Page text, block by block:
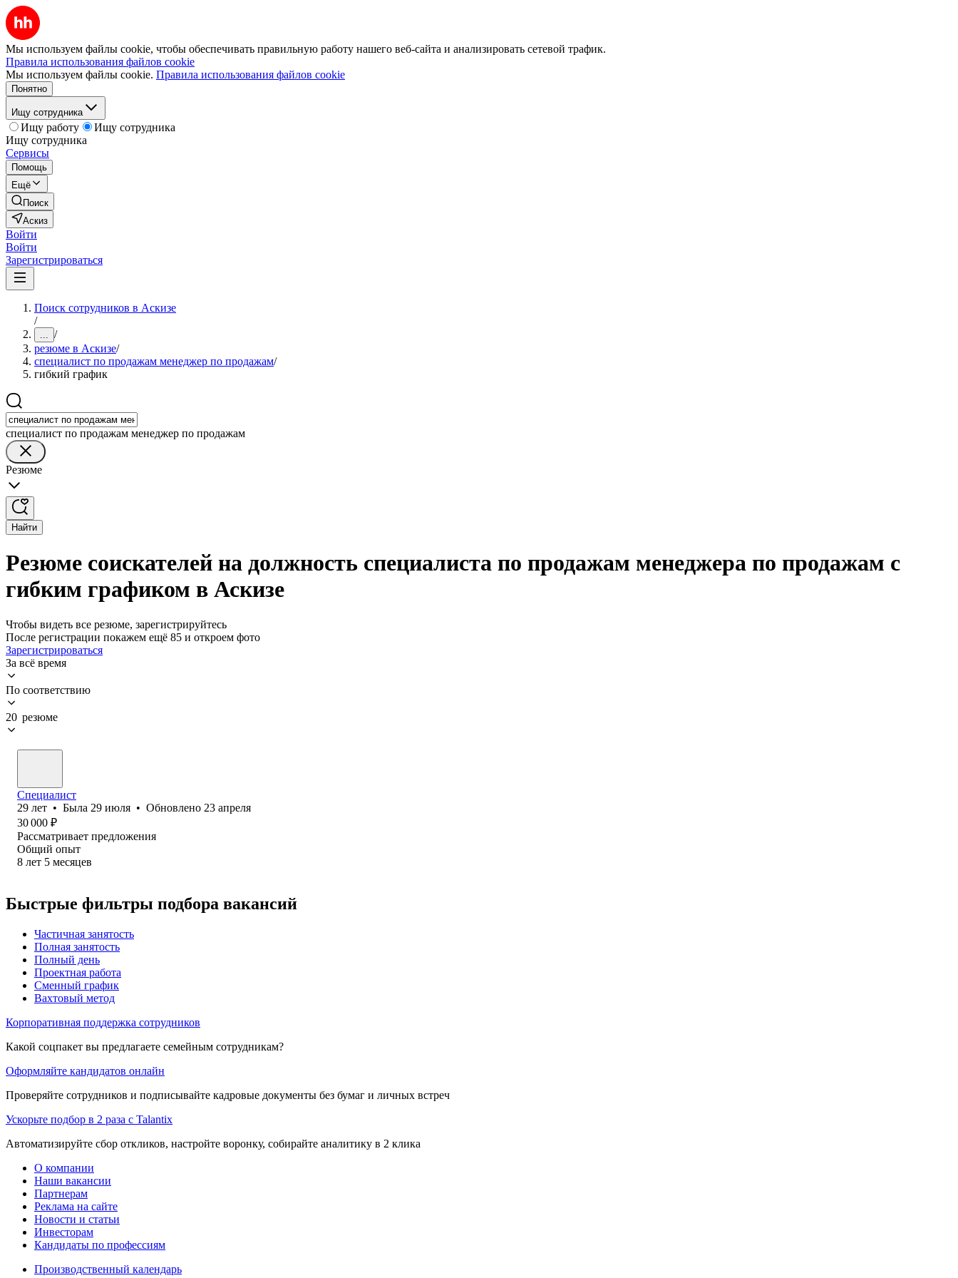
Мы используем файлы cookie, чтобы обеспечивать правильную работу нашего веб-сайта и анализировать сетевой трафик.
Правила использования файлов cookie
Мы используем файлы cookie. Правила использования файлов cookie
Понятно
Ищу сотрудника
Ищу работу
Ищу сотрудника
Ищу сотрудника
Сервисы
Помощь
Ещё
Поиск
Аскиз
Войти
Войти
Зарегистрироваться
Поиск сотрудников в Аскизе
/
... /
резюме в Аскизе/
специалист по продажам менеджер по продажам/
гибкий график
специалист по продажам менеджер по продажам
Резюме
Найти
Резюме соискателей на должность специалиста по продажам менеджера по продажам с
гибким графиком в Аскизе
Чтобы видеть все резюме, зарегистрируйтесь
После регистрации покажем ещё 85 и откроем фото
Зарегистрироваться
За всё время
По соответствию
20 резюме
Специалист
29 лет • Была 29 июля • Обновлено 23 апреля
30 000 ₽
Рассматривает предложения
Общий опыт
8 лет 5 месяцев
Быстрые фильтры подбора вакансий
Частичная занятость
Полная занятость
Полный день
Проектная работа
Сменный график
Вахтовый метод
Корпоративная поддержка сотрудников
Какой соцпакет вы предлагаете семейным сотрудникам?
Оформляйте кандидатов онлайн
Проверяйте сотрудников и подписывайте кадровые документы без бумаг и личных встреч
Ускорьте подбор в 2 раза с Talantix
Автоматизируйте сбор откликов, настройте воронку, собирайте аналитику в 2 клика
О компании
Наши вакансии
Партнерам
Реклама на сайте
Новости и статьи
Инвесторам
Кандидаты по профессиям
Производственный календарь